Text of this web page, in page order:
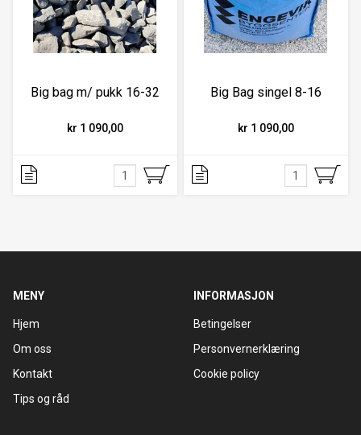
Big bag m/ pukk 16-32
kr 1 090,00
Big Bag singel 8-16
kr 1 090,00
MENY
Hjem
Om oss
Kontakt
Tips og råd
INFORMASJON
Betingelser
Personvernerklæring
Cookie policy